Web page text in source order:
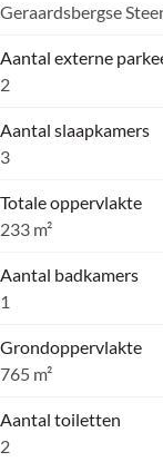
Geraardsbergse
Aantal externe
2
Aantal slaapkamers
3
Totale oppervlakte
233 m²
Aantal badkamers
1
Grondoppervlakte
765 m²
Aantal toiletten
2